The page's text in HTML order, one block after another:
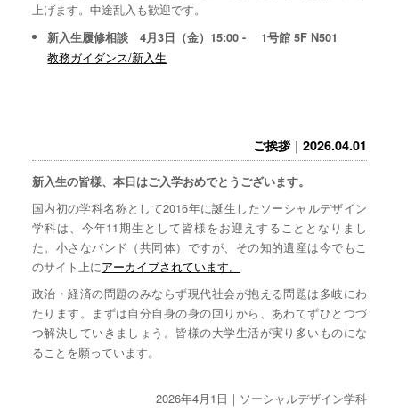
上げます。中途乱入も歓迎です。
新入生履修相談 4月3日（金）15:00 - 1号館 5F N501
教務ガイダンス/新入生
ご挨拶｜2026.04.01
新入生の皆様、本日はご入学おめでとうございます。
国内初の学科名称として2016年に誕生したソーシャルデザイン
学科は、今年11期生として皆様をお迎えすることとなりまし
た。小さなバンド（共同体）ですが、その知的遺産は今でもこ
のサイト上にアーカイブされています。
政治・経済の問題のみならず現代社会が抱える問題は多岐にわ
たります。まずは自分自身の身の回りから、あわてずひとつづ
つ解決していきましょう。皆様の大学生活が実り多いものにな
ることを願っています。
2026年4月1日｜ソーシャルデザイン学科